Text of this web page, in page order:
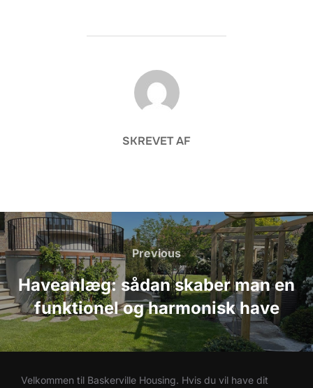
FORFATTER
SKREVET AF
Indlægsnavigation
Previous
Previous
Haveanlæg: sådan skaber man en
funktionel og harmonisk have
Velkommen til Baskerville Housing. Hvis du vil have dit